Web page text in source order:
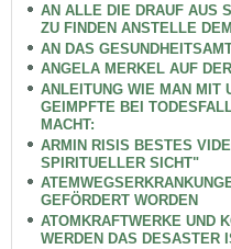
AN ALLE DIE DRAUF AUS
ZU FINDEN ANSTELLE
AN DAS
ANGELA MERKEL AUF
ANLEITUNG WIE MAN MIT
GEIMPFTE BEI
MACHT:
ARMIN RISIS BESTES
SPIRITUELLER SICHT"
GEFÖRDERT WORDEN
ATOMKRAFTWERKE UND
WERDEN DAS DESASTER